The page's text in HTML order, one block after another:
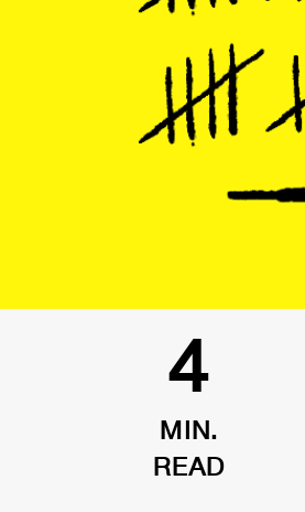
4
MIN.
READ